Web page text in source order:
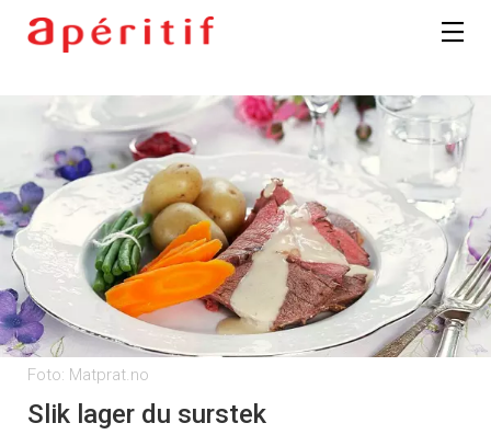
Foto: Matprat.no
Slik lager du surstek